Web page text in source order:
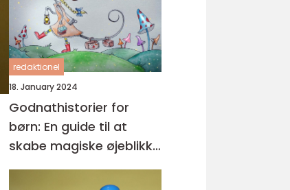
redaktionel
18. January 2024
Godnathistorier for
børn: En guide til at
skabe magiske øjeblikke
før sengetid